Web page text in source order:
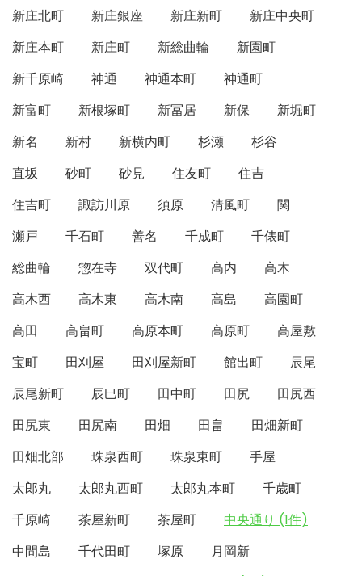
新庄北町
新庄銀座 新庄新町
新庄中央町
新庄本町
新庄町 新総曲輪
新園町
新千原崎
神通 神通本町
神通町
新富町
新根塚町 新冨居 新保
新堀町
新名
新村 新横内町 杉瀬
杉谷
直坂
砂町 砂見 住友町
住吉
住吉町
諏訪川原 須原 清風町
関
瀬戸
千石町 善名 千成町
千俵町
総曲輪
惣在寺 双代町 高内
高木
高木西
高木東 高木南 高島
高園町
高田
高畠町 高原本町 高原町
高屋敷
宝町
田刈屋 田刈屋新町 館出町
辰尾
辰尾新町
辰巳町 田中町 田尻
田尻西
田尻東
田尻南 田畑 田畠
田畑新町
田畑北部
珠泉西町 珠泉東町
手屋
太郎丸
太郎丸西町 太郎丸本町
千歳町
千原崎
茶屋新町 茶屋町
中央通り (1件)
中間島
千代田町 塚原
月岡新